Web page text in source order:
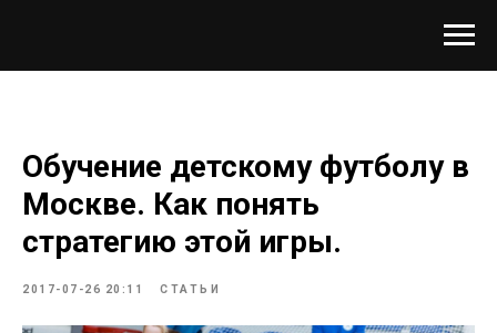
Обучение детскому футболу в
Москве. Как понять
стратегию этой игры.
2017-07-26 20:11 СТАТЬИ